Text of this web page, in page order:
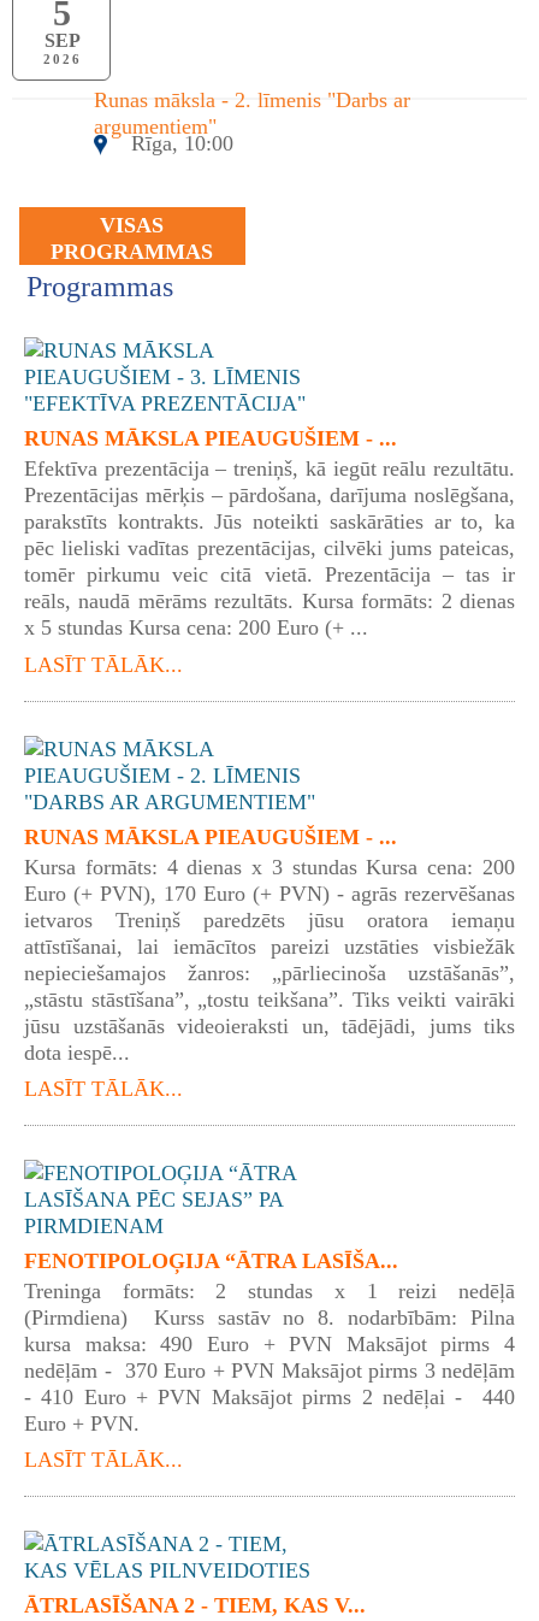
5
SEP
2026
Runas māksla - 2. līmenis "Darbs ar
argumentiem"
Rīga, 10:00
VISAS
PROGRAMMAS
Programmas
RUNAS MĀKSLA PIEAUGUŠIEM - ...
Efektīva prezentācija – treniņš, kā iegūt reālu rezultātu.
Prezentācijas mērķis – pārdošana, darījuma noslēgšana,
parakstīts kontrakts. Jūs noteikti saskārāties ar to, ka
pēc lieliski vadītas prezentācijas, cilvēki jums pateicas,
tomēr pirkumu veic citā vietā. Prezentācija – tas ir
reāls, naudā mērāms rezultāts. Kursa formāts: 2 dienas
x 5 stundas Kursa cena: 200 Euro (+ ...
LASĪT TĀLĀK...
RUNAS MĀKSLA PIEAUGUŠIEM - ...
Kursa formāts: 4 dienas x 3 stundas Kursa cena: 200
Euro (+ PVN), 170 Euro (+ PVN) - agrās rezervēšanas
ietvaros Treniņš paredzēts jūsu oratora iemaņu
attīstīšanai, lai iemācītos pareizi uzstāties visbiežāk
nepieciešamajos žanros: „pārliecinoša uzstāšanās”,
„stāstu stāstīšana”, „tostu teikšana”. Tiks veikti vairāki
jūsu uzstāšanās videoieraksti un, tādējādi, jums tiks
dota iespē...
LASĪT TĀLĀK...
FENOTIPOLOĢIJA “ĀTRA LASĪŠA...
Treninga formāts: 2 stundas x 1 reizi nedēļā
(Pirmdiena) Kurss sastāv no 8. nodarbībām: Pilna
kursa maksa: 490 Euro + PVN Maksājot pirms 4
nedēļām - 370 Euro + PVN Maksājot pirms 3 nedēļām
- 410 Euro + PVN Maksājot pirms 2 nedēļai - 440
Euro + PVN.
LASĪT TĀLĀK...
ĀTRLASĪŠANA 2 - TIEM, KAS V...